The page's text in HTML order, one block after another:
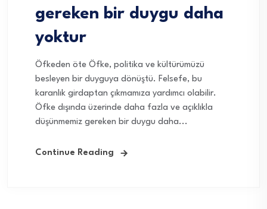
gereken bir duygu daha
yoktur
Öfkeden öte Öfke, politika ve kültürümüzü
besleyen bir duyguya dönüştü. Felsefe, bu
karanlık girdaptan çıkmamıza yardımcı olabilir.
Öfke dışında üzerinde daha fazla ve açıklıkla
düşünmemiz gereken bir duygu daha...
Continue Reading